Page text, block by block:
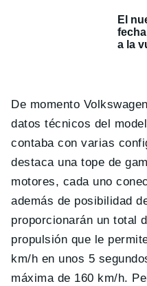
El
a la
De momento
datos técnicos del
contaba con varias
destaca una tope de
motores, cada uno
además de posibilidad
proporcionarán un total
propulsión que le
km/h en unos 5
máxima de 160 km/h.